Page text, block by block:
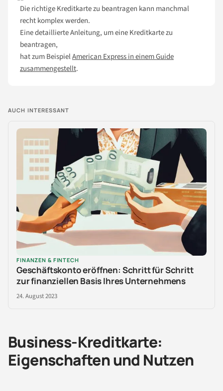
Die richtige Kreditkarte zu beantragen kann manchmal
recht komplex werden.
Eine detaillierte Anleitung, um eine Kreditkarte zu
beantragen,
hat zum BeispielAmerican Express in einem Guide
zusammengestellt.
AUCH INTERESSANT
FINANZEN & FINTECH
Geschäftskonto eröffnen: Schritt für Schritt
zur finanziellen Basis Ihres Unternehmens
24. August 2023
Business-Kreditkarte:
Eigenschaften und Nutzen